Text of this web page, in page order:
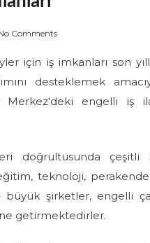
Comments
için iş imkanları son
desteklemek
Merkez'deki engelli iş
doğrultusunda çeşitli
teknoloji,
şirketler, engelli
getirmektedirler.